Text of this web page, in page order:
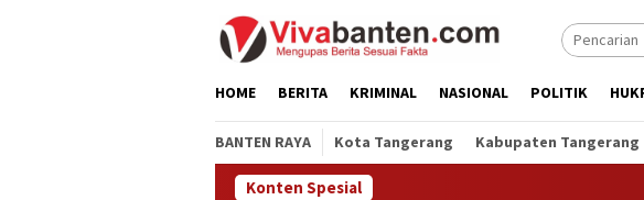
HOME BERITA KRIMINAL NASIONAL POLITIK
BANTEN RAYA Kota Tangerang Kabupaten Tangerang
Konten Spesial Pemkot